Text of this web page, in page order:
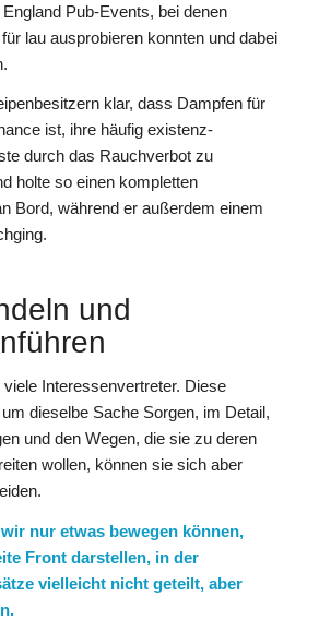
Pub-Events, bei denen
lau ausprobieren konnten und dabei
klar, dass Dampfen für
ist, ihre häufig existenz-
durch das Rauchverbot zu
holte so einen kompletten
Bord, während er außerdem einem
und
Interessenvertreter. Diese
dieselbe Sache Sorgen, im Detail,
und den Wegen, die sie zu deren
wollen, können sie sich aber
nur etwas bewegen können,
Front darstellen, in der
vielleicht nicht geteilt, aber